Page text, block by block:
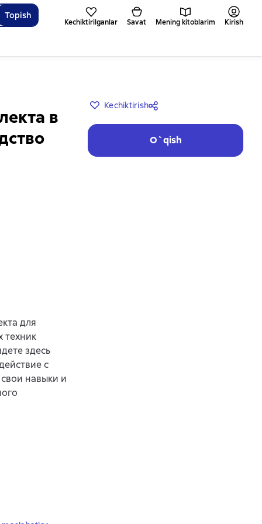
Topish
Kechiktirilganlar Savat Mening kitoblarim Kirish
в
Kechiktirish
O`qish
для
техник
здесь
с
навыки и